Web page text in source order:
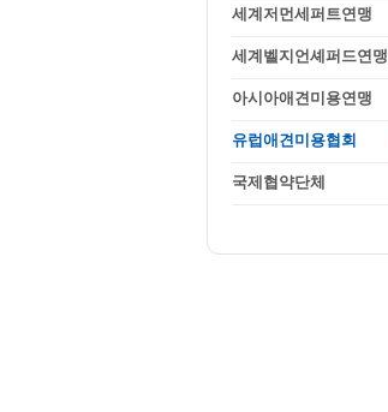
세계저먼세퍼트연맹
세계벨지언셰퍼드연맹
아시아애견미용연맹
유럽애견미용협회
국제협약단체